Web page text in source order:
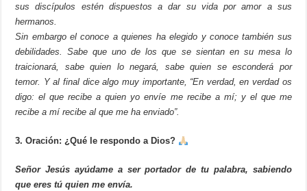
sus discípulos estén dispuestos a dar su vida por amor a sus
hermanos.
Sin embargo el conoce a quienes ha elegido y conoce también sus
debilidades. Sabe que uno de los que se sientan en su mesa lo
traicionará, sabe quien lo negará, sabe quien se esconderá por
temor. Y al final dice algo muy importante, “En verdad, en verdad os
digo: el que recibe a quien yo envíe me recibe a mí; y el que me
recibe a mí recibe al que me ha enviado”.
3. Oración:¿Qué le respondo a Dios?
Señor Jesús ayúdame a ser portador de tu palabra, sabiendo
que eres tú quien me envía.